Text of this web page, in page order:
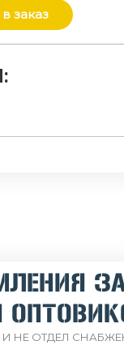
заказ
НЕ ОТДЕЛ